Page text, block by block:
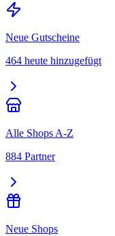
Neue Gutscheine
464 heute hinzugefügt
Alle Shops A-Z
884 Partner
Neue Shops